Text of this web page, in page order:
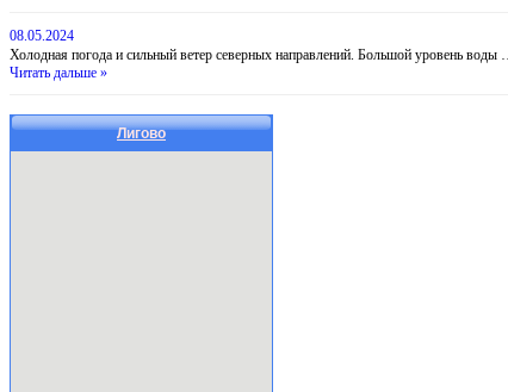
08.05.2024
Холодная погода и сильный ветер северных направлений. Большой уровень воды …
Читать дальше »
Лигово